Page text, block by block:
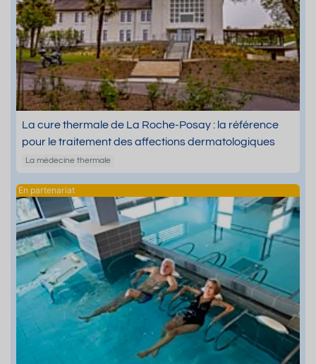
La cure thermale de La Roche-Posay : la référence
pour le traitement des affections dermatologiques
La médecine thermale